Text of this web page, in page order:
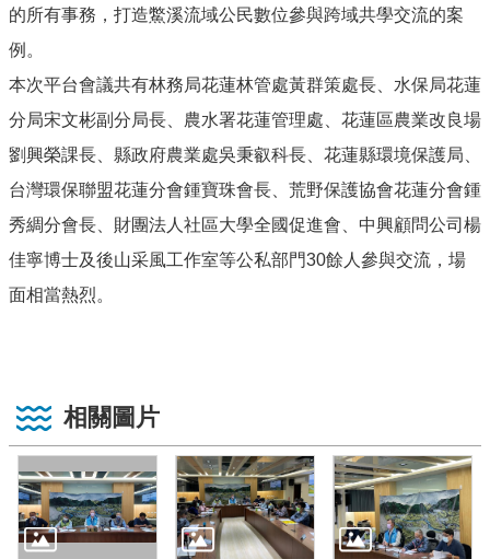
的所有事務，打造鱉溪流域公民數位參與跨域共學交流的案
例。
本次平台會議共有林務局花蓮林管處黃群策處長、水保局花蓮
分局宋文彬副分局長、農水署花蓮管理處、花蓮區農業改良場
劉興榮課長、縣政府農業處吳秉叡科長、花蓮縣環境保護局、
台灣環保聯盟花蓮分會鍾寶珠會長、荒野保護協會花蓮分會鍾
秀綢分會長、財團法人社區大學全國促進會、中興顧問公司楊
佳寧博士及後山采風工作室等公私部門30餘人參與交流，場
面相當熱烈。
相關圖片